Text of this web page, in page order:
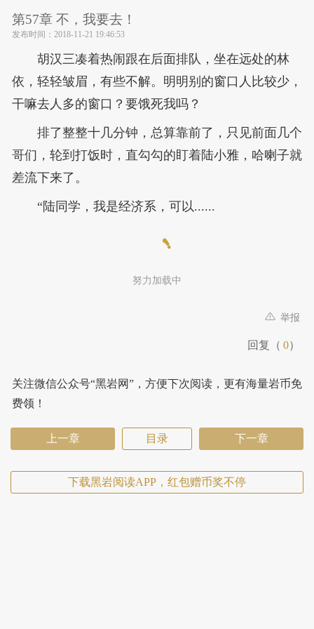
第57章 不，我要去！
发布时间： 2018-11-21 19:46:53
胡汉三凑着热闹跟在后面排队，坐在远处的林
依，轻轻皱眉，有些不解。明明别的窗口人比较少，
干嘛去人多的窗口？要饿死我吗？
排了整整十几分钟，总算靠前了，只见前面几个
哥们，轮到打饭时，直勾勾的盯着陆小雅，哈喇子就
差流下来了。
“陆同学，我是经济系，可以......
努力加载中
举报
回复（ 0）
关注微信公众号“黑岩网”，方便下次阅读，更有海量岩币免
费领！
上一章 目录 下一章
下载黑岩阅读APP，红包赠币奖不停